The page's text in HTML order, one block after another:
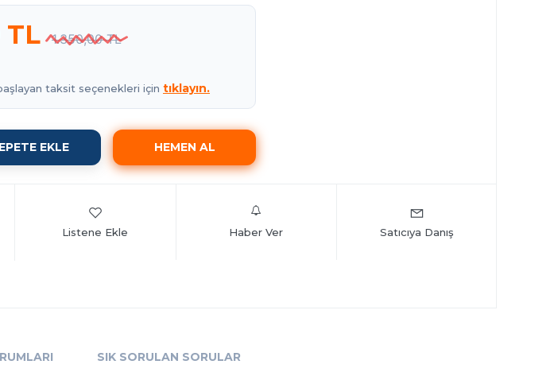
TL 1.350,00 TL
taksit seçenekleri için tıklayın.
Listene Ekle Haber Ver Satıcıya Danış
SIK SORULAN SORULAR